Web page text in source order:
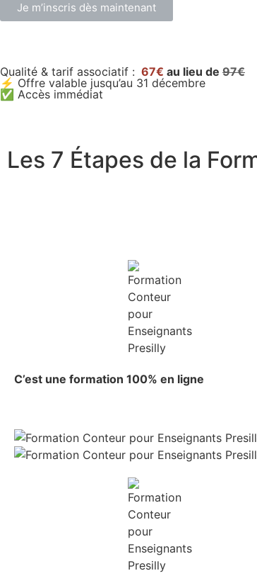
Je m’inscris dès maintenant
Qualité & tarif associatif : 67€ au lieu de 97€
⚡ Offre valable jusqu’au 31 décembre
✅ Accès immédiat
Les 7 Étapes de la
C’est une formation 100% en ligne